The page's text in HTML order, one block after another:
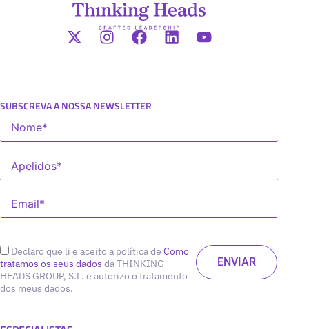
SUBSCREVA A NOSSA NEWSLETTER
Declaro que li e aceito a política de Como
tratamos os seus dados da THINKING
HEADS GROUP, S.L. e autorizo o tratamento
dos meus dados.